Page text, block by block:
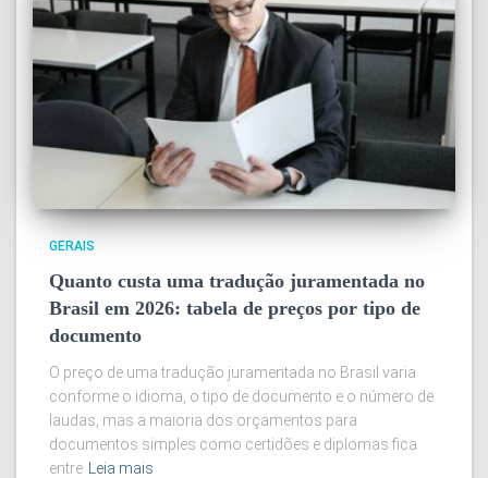
GERAIS
Quanto custa uma tradução juramentada no
Brasil em 2026: tabela de preços por tipo de
documento
O preço de uma tradução juramentada no Brasil varia
conforme o idioma, o tipo de documento e o número de
laudas, mas a maioria dos orçamentos para
documentos simples como certidões e diplomas fica
entre
Leia mais